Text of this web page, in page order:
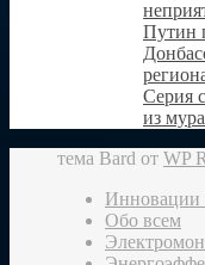
Путин
Серия
из
тема Bard от WP
Инновации
Обо всем